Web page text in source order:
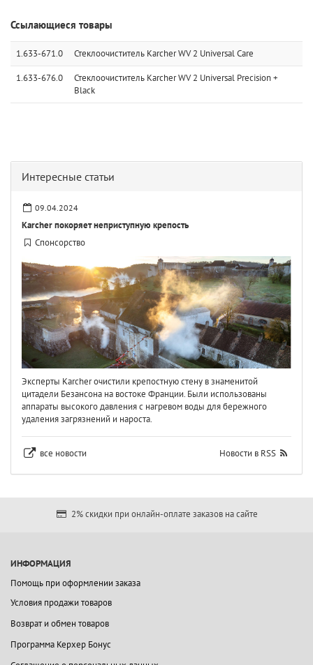
Ссылающиеся товары
1.633-671.0 Стеклоочиститель Karcher WV 2 Universal Care
1.633-676.0
Стеклоочиститель Karcher WV 2 Universal Precision +
Black
Интересные статьи
09.04.2024
Karcher покоряет неприступную крепость
Спонсорство
Эксперты Karcher очистили крепостную стену в знаменитой
цитадели Безансона на востоке Франции. Были использованы
аппараты высокого давления с нагревом воды для бережного
удаления загрязнений и нароста.
все новости Новости в RSS
2% скидки при онлайн-оплате заказов на сайте
ИНФОРМАЦИЯ
Помощь при оформлении заказа
Условия продажи товаров
Возврат и обмен товаров
Программа Керхер Бонус